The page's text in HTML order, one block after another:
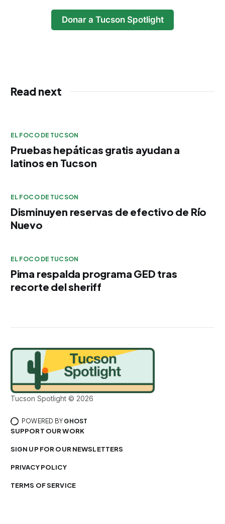
Donar a Tucson Spotlight
Read next
EL FOCO DE TUCSON
Pruebas hepáticas gratis ayudan a
latinos en Tucson
EL FOCO DE TUCSON
Disminuyen reservas de efectivo de Río
Nuevo
EL FOCO DE TUCSON
Pima respalda programa GED tras
recorte del sheriff
Tucson Spotlight © 2026
POWERED BY GHOST
SUPPORT OUR WORK
SIGN UP FOR OUR NEWSLETTERS
PRIVACY POLICY
TERMS OF SERVICE